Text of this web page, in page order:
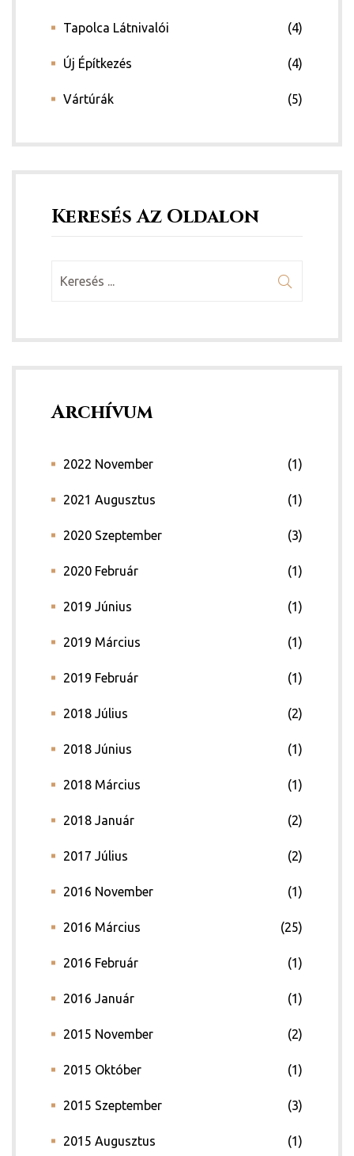
Tapolca Látnivalói (4)
Új Építkezés (4)
Vártúrák (5)
Keresés Az Oldalon
Archívum
2022 November (1)
2021 Augusztus (1)
2020 Szeptember (3)
2020 Február (1)
2019 Június (1)
2019 Március (1)
2019 Február (1)
2018 Július (2)
2018 Június (1)
2018 Március (1)
2018 Január (2)
2017 Július (2)
2016 November (1)
2016 Március (25)
2016 Február (1)
2016 Január (1)
2015 November (2)
2015 Október (1)
2015 Szeptember (3)
2015 Augusztus (1)